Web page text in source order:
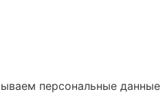
персональные данные